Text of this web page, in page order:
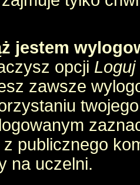
jestem
opcji
zawsze
publicznego
na uczelni.